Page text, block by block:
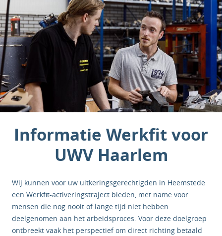
Informatie Werkfit voor
UWV Haarlem
Wij kunnen voor uw uitkeringsgerechtigden in Heemstede
een Werkfit-activeringstraject bieden, met name voor
mensen die nog nooit of lange tijd niet hebben
deelgenomen aan het arbeidsproces. Voor deze doelgroep
ontbreekt vaak het perspectief om direct richting betaald